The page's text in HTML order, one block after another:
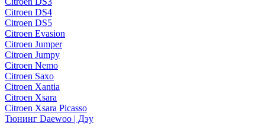
Citroen DS4
Citroen DS5
Citroen Evasion
Citroen Jumper
Citroen Jumpy
Citroen Nemo
Citroen Saxo
Citroen Xantia
Citroen Xsara
Citroen Xsara Picasso
Тюнинг Daewoo | Дэу